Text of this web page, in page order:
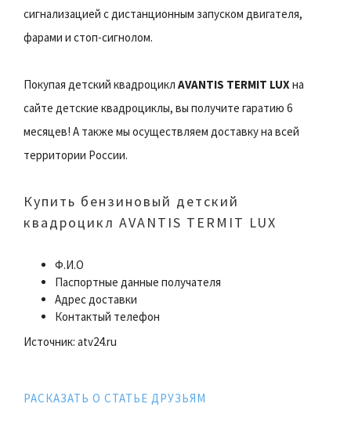
сигнализацией с дистанционным запуском двигателя,
фарами и стоп-сигнолом.
Покупая детский квадроцикл AVANTIS TERMIT LUX на
сайте детские квадроциклы, вы получите гаратию 6
месяцев! А также мы осуществляем доставку на всей
территории России.
Купить бензиновый детский
квадроцикл AVANTIS TERMIT LUX
Ф.И.О
Паспортные данные получателя
Адрес доставки
Контактый телефон
Источник: atv24.ru
РАСКАЗАТЬ О СТАТЬЕ ДРУЗЬЯМ